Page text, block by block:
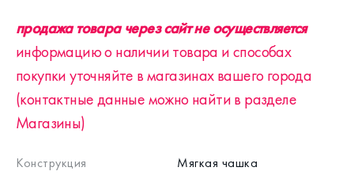
продажа товара через сайт не осуществляется
информацию о наличии товара и способах
покупки уточняйте в магазинах вашего города
(контактные данные можно найти в разделе
Магазины)
Конструкция
Мягкая чашка